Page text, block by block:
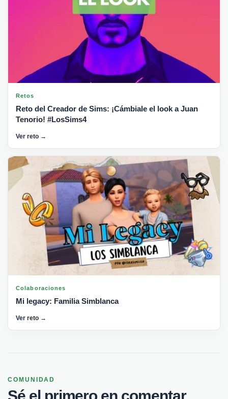
Retos
Reto del Creador de Sims: ¡Cámbiale el look a Juan
Tenorio! #LosSims4
Ver reto →
Colaboraciones
Mi legacy: Familia Simblanca
Ver reto →
COMUNIDAD